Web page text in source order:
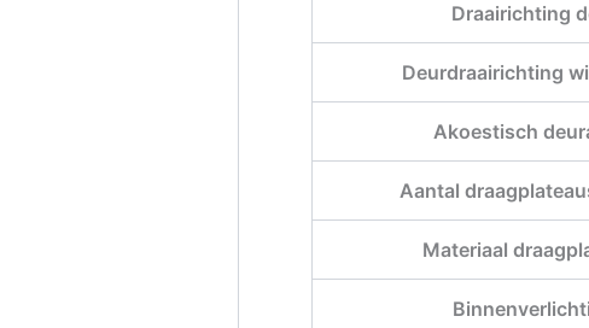
Draairichting
Deurdraairichting
Akoestisch
Aantal
Materiaal